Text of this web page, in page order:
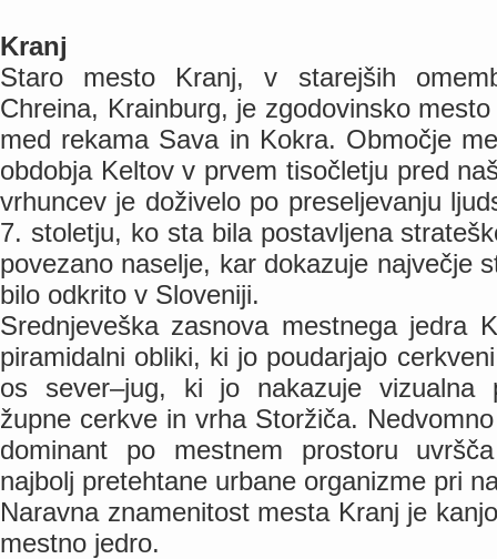
Kranj
Staro mesto Kranj, v starejših
Chreina, Krainburg, je zgodovinsko
med rekama Sava in Kokra. Območje
obdobja Keltov v prvem tisočletju pred
vrhuncev je doživelo po preseljevanju
7. stoletju, ko sta bila postavljena
povezano naselje, kar dokazuje največje
bilo odkrito v Sloveniji.
Srednjeveška zasnova mestnega jedra
piramidalni obliki, ki jo poudarjajo
os sever–jug, ki jo nakazuje vizualna
župne cerkve in vrha Storžiča.
dominant po mestnem prostoru
najbolj pretehtane urbane organizme pri
Naravna znamenitost mesta Kranj je
mestno jedro.